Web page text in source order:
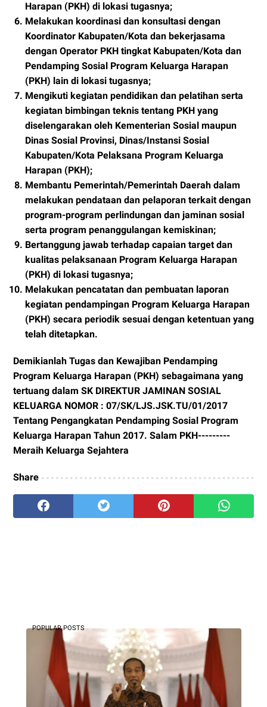
Harapan (PKH) di lokasi tugasnya;
Melakukan koordinasi dan konsultasi dengan
Koordinator Kabupaten/Kota dan bekerjasama
dengan Operator PKH tingkat Kabupaten/Kota dan
Pendamping Sosial Program Keluarga Harapan
(PKH) lain di lokasi tugasnya;
Mengikuti kegiatan pendidikan dan pelatihan serta
kegiatan bimbingan teknis tentang PKH yang
diselengarakan oleh Kementerian Sosial maupun
Dinas Sosial Provinsi, Dinas/Instansi Sosial
Kabupaten/Kota Pelaksana Program Keluarga
Harapan (PKH);
Membantu Pemerintah/Pemerintah Daerah dalam
melakukan pendataan dan pelaporan terkait dengan
program-program perlindungan dan jaminan sosial
serta program penanggulangan kemiskinan;
Bertanggung jawab terhadap capaian target dan
kualitas pelaksanaan Program Keluarga Harapan
(PKH) di lokasi tugasnya;
Melakukan pencatatan dan pembuatan laporan
kegiatan pendampingan Program Keluarga Harapan
(PKH) secara periodik sesuai dengan ketentuan yang
telah ditetapkan.
Demikianlah Tugas dan Kewajiban Pendamping
Program Keluarga Harapan (PKH) sebagaimana yang
tertuang dalam SK DIREKTUR JAMINAN SOSIAL
KELUARGA NOMOR : 07/SK/LJS.JSK.TU/01/2017
Tentang Pengangkatan Pendamping Sosial Program
Keluarga Harapan Tahun 2017. Salam PKH---------
Meraih Keluarga Sejahtera
Share
POPULAR POSTS